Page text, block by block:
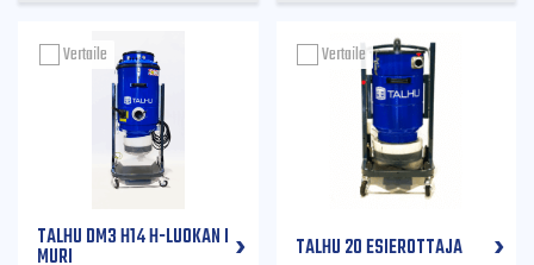
TALHU DM3 H14 H-LUOKAN I
MURI
Vertaile
TALHU 20 ESIEROTTAJA
Vertaile